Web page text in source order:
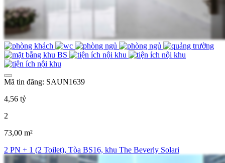
Mã tin đăng: SAUN1639
4,56 tỷ
2
73,00 m²
2 PN + 1 (2 Toilet), Tòa BS16, khu The Beverly Solari